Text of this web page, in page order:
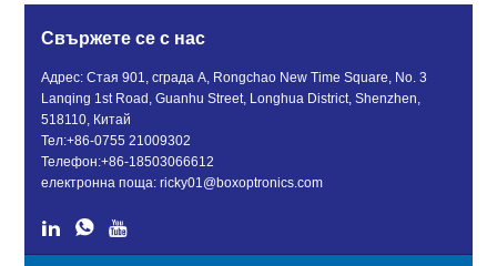
Свържете се с нас
Адрес: Стая 901, сграда A, Rongchao New Time Square, No. 3
Lanqing 1st Road, Guanhu Street, Longhua District, Shenzhen,
518110, Китай
Тел:+86-0755 21009302
Телефон:+86-18503066612
електронна поща:ricky01@boxoptronics.com